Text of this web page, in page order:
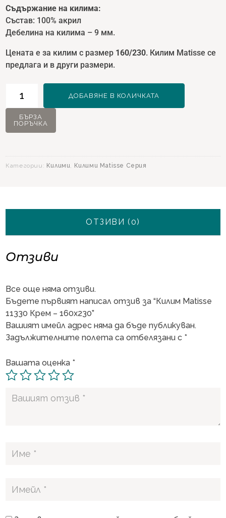
Съдържание на килима:
Състав: 100% акрил
Дебелина на килима – 9 мм.
Цената е за килим с размер 160/230. Килим Matisse се
предлага и в други размери.
Килим
Matisse
ДОБАВЯНЕ В КОЛИЧКАТА
БЪРЗА
ПОРЪЧКА
Категории: Килими Килими Matisse Серия
ОТЗИВИ (0)
Отзиви
Все още няма отзиви.
Бъдете първият написал отзив за “Килим Matisse
11330 Крем – 160х230”
Вашият имейл адрес няма да бъде публикуван.
Задължителните полета са отбелязани с *
Вашата оценка *